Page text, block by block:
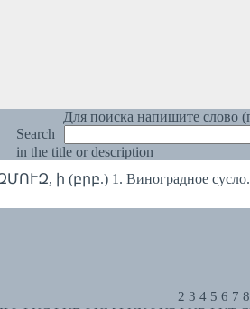
Для поиска напишите слово
Search
in the title or description
ի (բրբ.) 1. Виноградное сусло.
2 3 4 5 6 7 8